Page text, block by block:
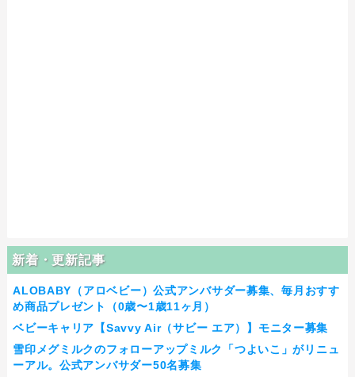
新着・更新記事
ALOBABY（アロベビー）公式アンバサダー募集、毎月おすす
め商品プレゼント（0歳〜1歳11ヶ月）
ベビーキャリア【Savvy Air（サビー エア）】モニター募集
雪印メグミルクのフォローアップミルク「つよいこ」がリニュ
ーアル。公式アンバサダー50名募集